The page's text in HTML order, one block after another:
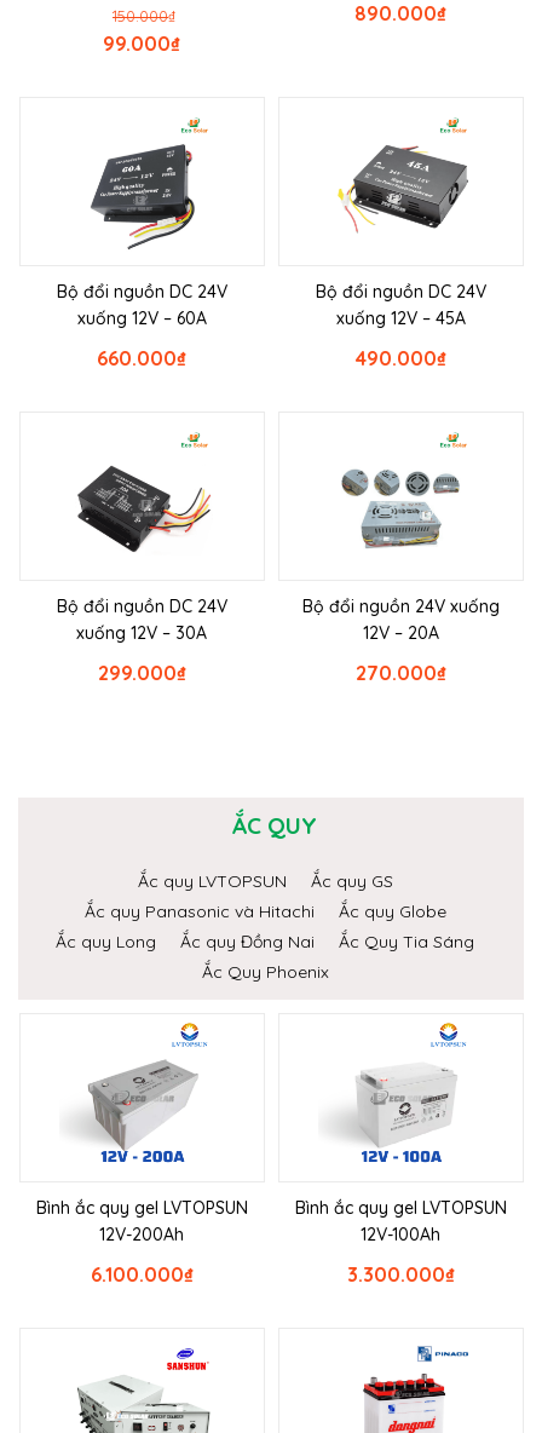
₫
150.000
₫
99.000
₫
890.000
Bộ đổi nguồn DC 24V
xuống 12V – 60A
₫
660.000
Bộ đổi nguồn DC 24V
xuống 12V – 45A
₫
490.000
Bộ đổi nguồn DC 24V
xuống 12V – 30A
₫
299.000
Bộ đổi nguồn 24V xuống
12V – 20A
₫
270.000
ẮC QUY
Ắc quy LVTOPSUN
Ắc quy GS
Ắc quy Panasonic và Hitachi
Ắc quy Globe
Ắc quy Long
Ắc quy Đồng Nai
Ắc Quy Tia Sáng
Ắc Quy Phoenix
Bình ắc quy gel LVTOPSUN
12V-200Ah
₫
6.100.000
Bình ắc quy gel LVTOPSUN
12V-100Ah
₫
3.300.000